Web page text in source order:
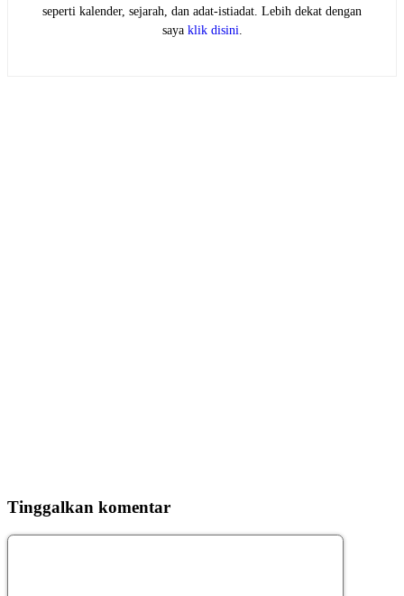
seperti kalender, sejarah, dan adat-istiadat. Lebih dekat dengan
saya klik disini
Tinggalkan komentar
Komentar